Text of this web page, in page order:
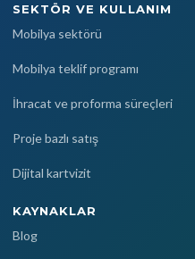
SEKTÖR VE KULLANIM
Mobilya sektörü
Mobilya teklif programı
İhracat ve proforma süreçleri
Proje bazlı satış
Dijital kartvizit
KAYNAKLAR
Blog